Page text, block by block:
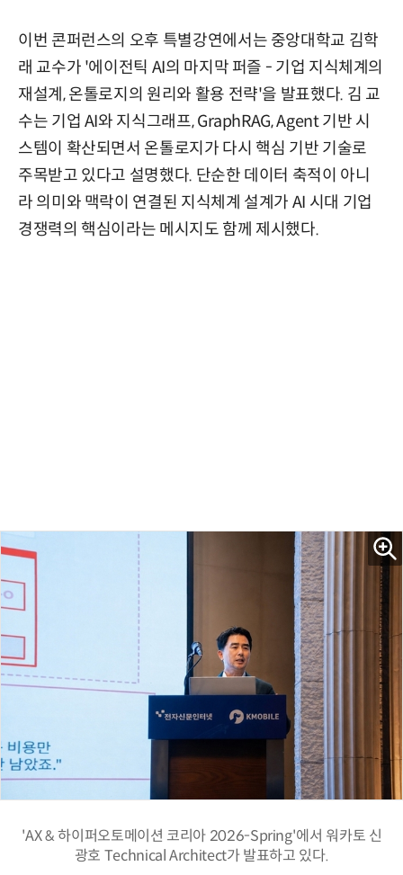
이번 콘퍼런스의 오후 특별강연에서는 중앙대학교 김학
래 교수가 '에이전틱 AI의 마지막 퍼즐 - 기업 지식체계의
재설계, 온톨로지의 원리와 활용 전략'을 발표했다. 김 교
수는 기업 AI와 지식그래프, GraphRAG, Agent 기반 시
스템이 확산되면서 온톨로지가 다시 핵심 기반 기술로
주목받고 있다고 설명했다. 단순한 데이터 축적이 아니
라 의미와 맥락이 연결된 지식체계 설계가 AI 시대 기업
경쟁력의 핵심이라는 메시지도 함께 제시했다.
'AX & 하이퍼오토메이션 코리아 2026-Spring'에서 워카토 신
광호 Technical Architect가 발표하고 있다.